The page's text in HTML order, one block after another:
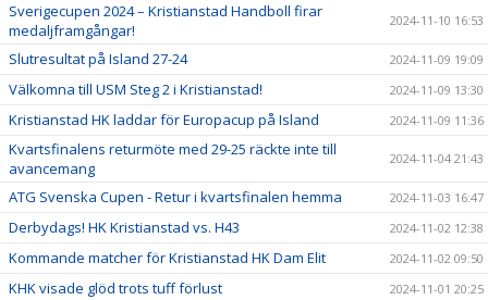
Sverigecupen 2024 – Kristianstad Handboll firar
medaljframgångar!
2024-11-10 16:53
Slutresultat på Island 27-24 2024-11-09 19:09
Välkomna till USM Steg 2 i Kristianstad! 2024-11-09 13:30
Kristianstad HK laddar för Europacup på Island 2024-11-09 11:36
Kvartsfinalens returmöte med 29-25 räckte inte till
avancemang
2024-11-04 21:43
ATG Svenska Cupen - Retur i kvartsfinalen hemma 2024-11-03 16:47
Derbydags! HK Kristianstad vs. H43 2024-11-02 12:38
Kommande matcher för Kristianstad HK Dam Elit 2024-11-02 09:50
KHK visade glöd trots tuff förlust 2024-11-01 20:25